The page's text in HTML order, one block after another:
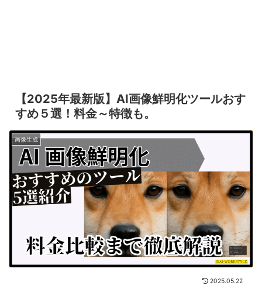
【2025年最新版】AI画像鮮明化ツールおす
すめ５選！料金～特徴も。
画像生成
2025.05.22